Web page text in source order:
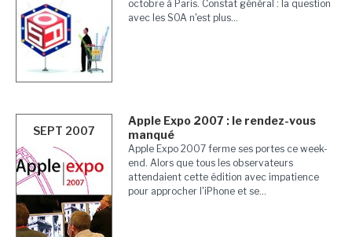
octobre à Paris. Constat général : la question
avec les SOA n'est plus...
SEPT 2007
Apple Expo 2007 : le rendez-vous
manqué
Apple Expo 2007 ferme ses portes ce week-
end. Alors que tous les observateurs
attendaient cette édition avec impatience
pour approcher l'iPhone et se...